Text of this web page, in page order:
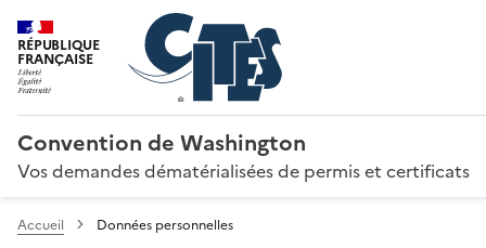
RÉPUBLIQUE
FRANÇAISE
Convention de Washington
Vos demandes dématérialisées de permis et certificats
Accueil Données personnelles